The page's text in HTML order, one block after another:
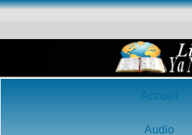
Accueil
Audio